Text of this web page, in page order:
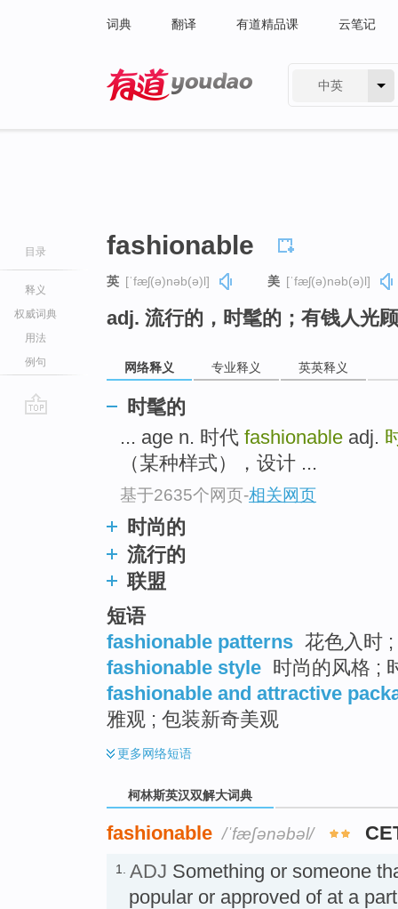
词典 翻译 有道精品课 云笔记
中英
目录
释义
权威词典
用法
例句
fashionable
英 [ˈfæʃ(ə)nəb(ə)l] 美 [ˈfæʃ(ə)nəb(ə)l]
adj. 流行的，时髦的；有钱人光
网络释义 专业释义 英英释义
时髦的
... age n. 时代 fashionable adj.
（某种样式），设计 ...
基于2635个网页-相关网页
时尚的
流行的
联盟
短语
fashionable patterns 花色入时
fashionable style 时尚的风格 ;
fashionable and attractive
雅观 ; 包装新奇美观
更多网络短语
柯林斯英汉双解大词典
fashionable /ˈfæʃənəbəl/
1. ADJ Something or someone
popular or approved of at a